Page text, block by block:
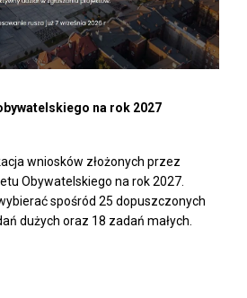
na rok 2027
wniosków złożonych przez
Obywatelskiego na rok 2027.
spośród 25 dopuszczonych
dużych oraz 18 zadań małych.